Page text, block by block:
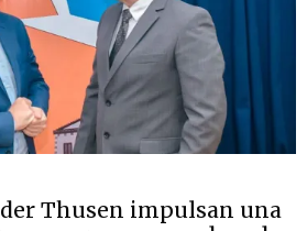
Thusen impulsan una